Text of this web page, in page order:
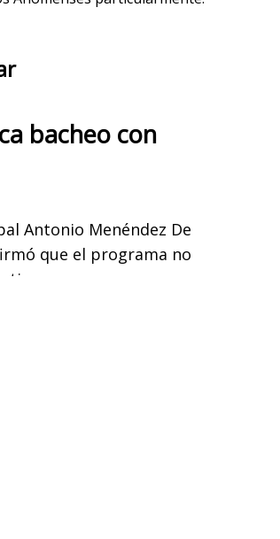
bacheo con
Antonio Menéndez De
que el programa no